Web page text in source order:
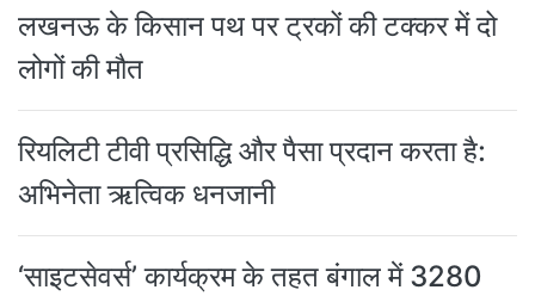
लखनऊ के किसान पथ पर ट्रकों की टक्कर में दो
लोगों की मौत
रियलिटी टीवी प्रसिद्धि और पैसा प्रदान करता है:
अभिनेता ऋत्विक धनजानी
‘साइटसेवर्स’ कार्यक्रम के तहत बंगाल में 3280